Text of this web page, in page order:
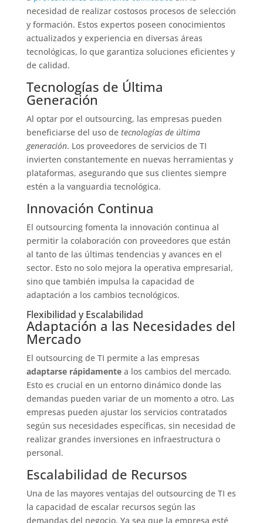
necesidad de realizar costosos procesos de selección
y formación. Estos expertos poseen conocimientos
actualizados y experiencia en diversas áreas
tecnológicas, lo que garantiza soluciones eficientes y
de calidad.
Tecnologías de Última
Generación
Al optar por el outsourcing, las empresas pueden
beneficiarse del uso de tecnologías de última
generación. Los proveedores de servicios de TI
invierten constantemente en nuevas herramientas y
plataformas, asegurando que sus clientes siempre
estén a la vanguardia tecnológica.
Innovación Continua
El outsourcing fomenta la innovación continua al
permitir la colaboración con proveedores que están
al tanto de las últimas tendencias y avances en el
sector. Esto no solo mejora la operativa empresarial,
sino que también impulsa la capacidad de
adaptación a los cambios tecnológicos.
Flexibilidad y Escalabilidad
Adaptación a las Necesidades del
Mercado
El outsourcing de TI permite a las empresas
adaptarse rápidamentea los cambios del mercado.
Esto es crucial en un entorno dinámico donde las
demandas pueden variar de un momento a otro. Las
empresas pueden ajustar los servicios contratados
según sus necesidades específicas, sin necesidad de
realizar grandes inversiones en infraestructura o
personal.
Escalabilidad de Recursos
Una de las mayores ventajas del outsourcing de TI es
la capacidad de escalar recursos según las
demandas del negocio. Ya sea que la empresa esté